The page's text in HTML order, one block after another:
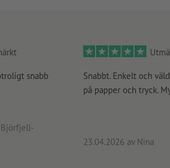
snabb
Björfjell-
Snabbt. Enkelt och
på papper och tryck.
23.04.2026 av Nina